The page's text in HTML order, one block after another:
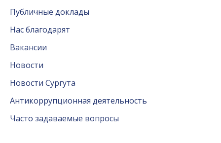
Публичные доклады
Нас благодарят
Вакансии
Новости
Новости Сургута
Антикоррупционная деятельность
Часто задаваемые вопросы